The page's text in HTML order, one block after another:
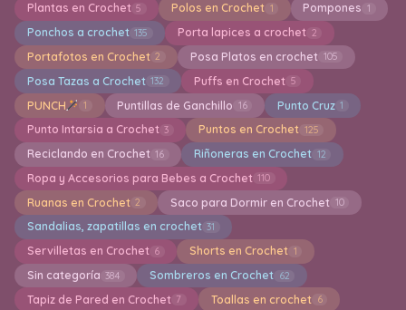
Plantas en Crochet 5 Polos en Crochet 1 Pompones 1
Ponchos a crochet 135 Porta lapices a crochet 2
Portafotos en Crochet 2 Posa Platos en crochet 105
Posa Tazas a Crochet 132 Puffs en Crochet 5
PUNCH 1 Puntillas de Ganchillo 16 Punto Cruz 1
Punto Intarsia a Crochet 3 Puntos en Crochet 125
Reciclando en Crochet 16 Riñoneras en Crochet 12
Ropa y Accesorios para Bebes a Crochet 110
Ruanas en Crochet 2 Saco para Dormir en Crochet 10
Sandalias, zapatillas en crochet 31
Servilletas en Crochet 6 Shorts en Crochet 1
Sin categoría 384 Sombreros en Crochet 62
Tapiz de Pared en Crochet 7 Toallas en crochet 6